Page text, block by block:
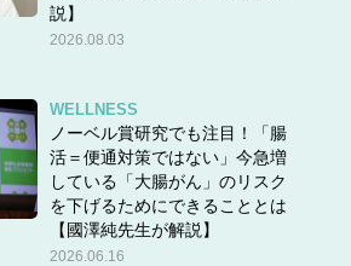
説】
2026.08.03
WELLNESS
ノーベル賞研究でも注目！「腸
活＝便通対策ではない」今急増
している「大腸がん」のリスク
を下げるためにできることとは
【國澤純先生が解説】
2026.06.16